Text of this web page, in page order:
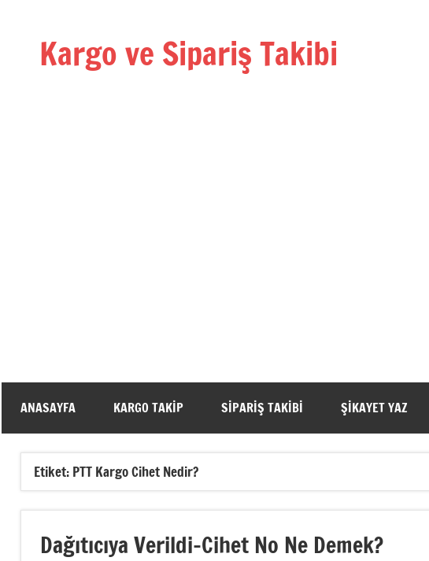
Kargo ve Sipariş Takibi
Kargo
ANASAYFA KARGO TAKIP SIPARIŞ TAKIBI ŞIKAYET YAZ
Etiket: PTT Kargo Cihet Nedir?
Dağıtıcıya Verildi-Cihet No Ne Demek?